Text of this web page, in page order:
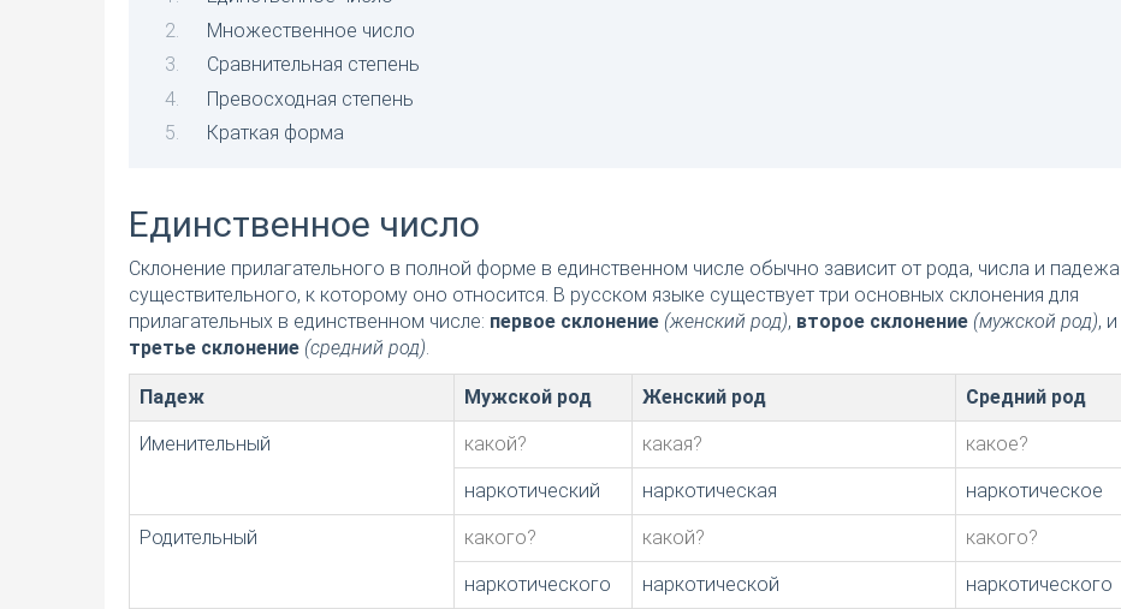
Множественное число
Сравнительная степень
Превосходная степень
Краткая форма
Единственное число
Склонение прилагательного в полной форме в единственном числе обычно зависит от рода, числа и падежа
существительного, к которому оно относится. В русском языке существует три основных склонения для
прилагательных в единственном числе: первое склонение (женский род), второе склонение (мужской род), и
третье склонение (средний род).
Падеж Мужской род Женский род Средний род
Именительный какой? какая? какое?
наркотический наркотическая наркотическое
Родительный какого? какой? какого?
наркотического наркотической наркотического